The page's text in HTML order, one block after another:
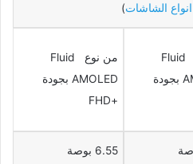
انواع الشاشات)
من نوع Fluid
AMOLED بجودة
من نوع Fluid
AMOLED بجودة
+FHD
6.55 بوصة